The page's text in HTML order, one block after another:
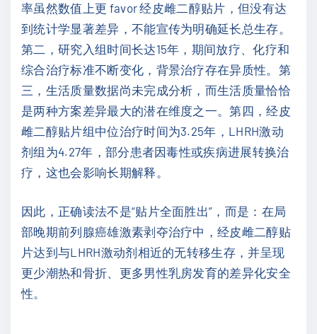
率虽然数值上更 favor 经皮雌二醇贴片，但没有达
到统计学显著差异，不能宣传为明确延长总生存。
第二，研究入组时间长达15年，期间放疗、化疗和
综合治疗标准不断变化，背景治疗存在异质性。第
三，生活质量数据尚未完成分析，而生活质量恰恰
是两种方案差异最大的潜在维度之一。第四，经皮
雌二醇贴片组中位治疗时间为3.25年，LHRH激动
剂组为4.27年，部分患者因毒性或疾病进展转换治
疗，这也会影响长期解释。
因此，正确读法不是“贴片全面胜出”，而是：在局
部晚期前列腺癌雄激素剥夺治疗中，经皮雌二醇贴
片达到与LHRH激动剂相近的无转移生存，并呈现
更少潮热和骨折、更多男性乳房发育的差异化安全
性。